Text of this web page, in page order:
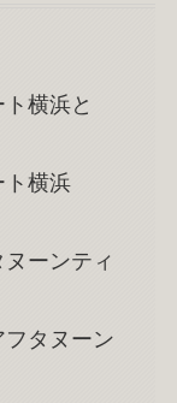
横浜と
ト横浜
ーンティ
フタヌーン